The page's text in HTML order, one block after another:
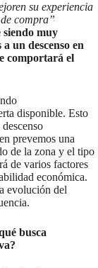
su experiencia
compra”
siendo muy
un descenso en
comportará el
disponible. Esto
prevemos una
de la zona y el tipo
de varios factores
económica.
evolución del
busca